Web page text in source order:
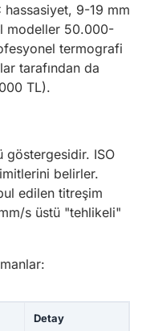
9-19 mm
modeller 50.000-
termografi
tarafından da
TL).
göstergesidir. ISO
belirler.
edilen titreşim
s üstü "tehlikeli"
Detay